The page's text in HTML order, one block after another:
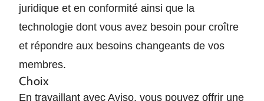
juridique et en conformité ainsi que la
technologie dont vous avez besoin pour croître
et répondre aux besoins changeants de vos
membres.
Choix
En travaillant avec Aviso, vous pouvez offrir une